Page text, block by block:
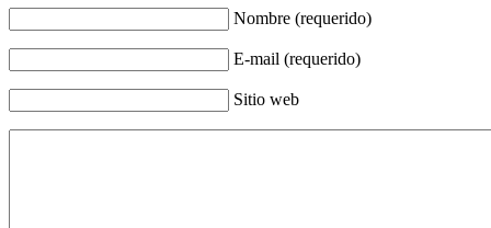
Nombre (requerido)
E-mail (requerido)
Sitio web